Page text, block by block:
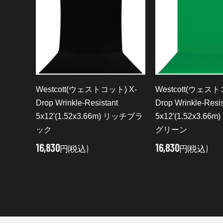
Westcott(ウェストコット) X-
Drop Wrinkle-Resistant
5x12'(1.52x3.66m) リッチブラ
ック
16,830円(税込)
Westcott(ウェスト
Drop Wrinkle-
5x12'(1.52x3.66m)
グリーン
16,830円(税込)